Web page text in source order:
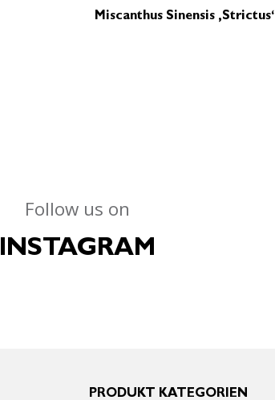
Miscanthus Sinensis ‚Strictus‘
Follow us on
INSTAGRAM
PRODUKT KATEGORIEN